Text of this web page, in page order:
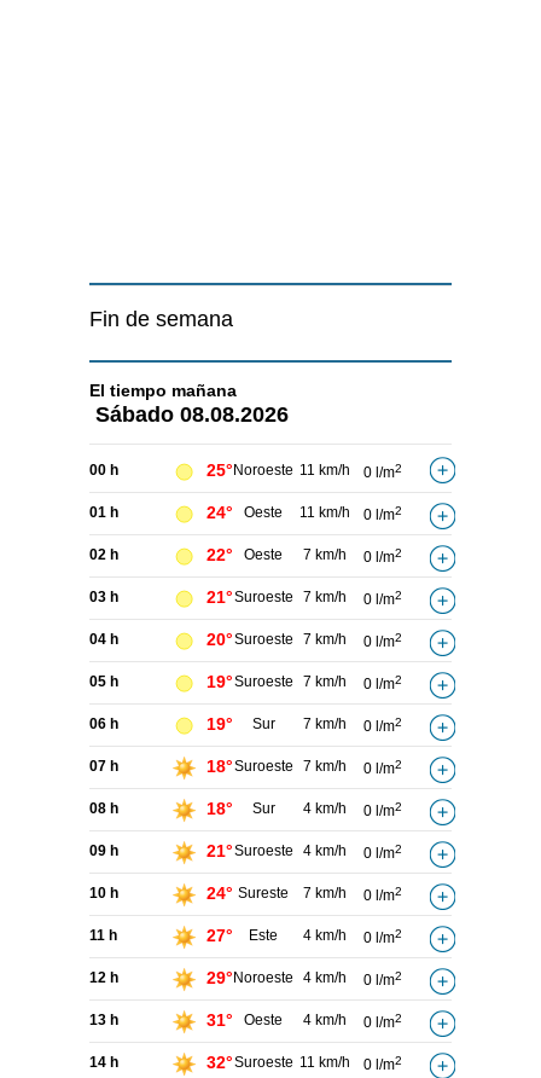
Fin de semana
El tiempo mañana
Sábado 08.08.2026
00 h 25° Noroeste 11 km/h 0 l/m2
01 h 24° Oeste 11 km/h 0 l/m2
02 h 22° Oeste 7 km/h 0 l/m2
03 h 21°Suroeste 7 km/h 0 l/m2
04 h 20°Suroeste 7 km/h 0 l/m2
05 h 19°Suroeste 7 km/h 0 l/m2
06 h 19° Sur 7 km/h 0 l/m2
07 h 18°Suroeste 7 km/h 0 l/m2
08 h 18° Sur 4 km/h 0 l/m2
09 h 21°Suroeste 4 km/h 0 l/m2
10 h 24° Sureste 7 km/h 0 l/m2
11 h 27° Este 4 km/h 0 l/m2
12 h 29° Noroeste 4 km/h 0 l/m2
13 h 31° Oeste 4 km/h 0 l/m2
14 h 32°Suroeste 11 km/h 0 l/m2